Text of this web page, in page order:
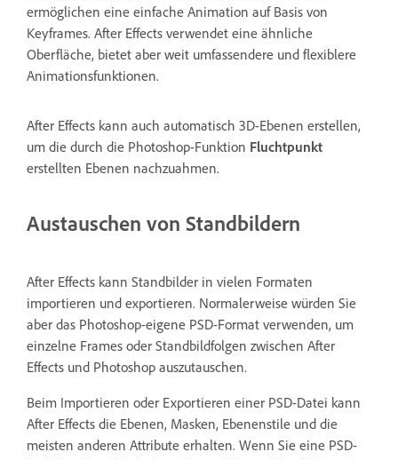
ermöglichen eine einfache Animation auf Basis von
Keyframes. After Effects verwendet eine ähnliche
Oberfläche, bietet aber weit umfassendere und flexiblere
Animationsfunktionen.
After Effects kann auch automatisch 3D-Ebenen erstellen,
um die durch die Photoshop-Funktion Fluchtpunkt
erstellten Ebenen nachzuahmen.
Austauschen von Standbildern
After Effects kann Standbilder in vielen Formaten
importieren und exportieren. Normalerweise würden Sie
aber das Photoshop-eigene PSD-Format verwenden, um
einzelne Frames oder Standbildfolgen zwischen After
Effects und Photoshop auszutauschen.
Beim Importieren oder Exportieren einer PSD-Datei kann
After Effects die Ebenen, Masken, Ebenenstile und die
meisten anderen Attribute erhalten. Wenn Sie eine PSD-